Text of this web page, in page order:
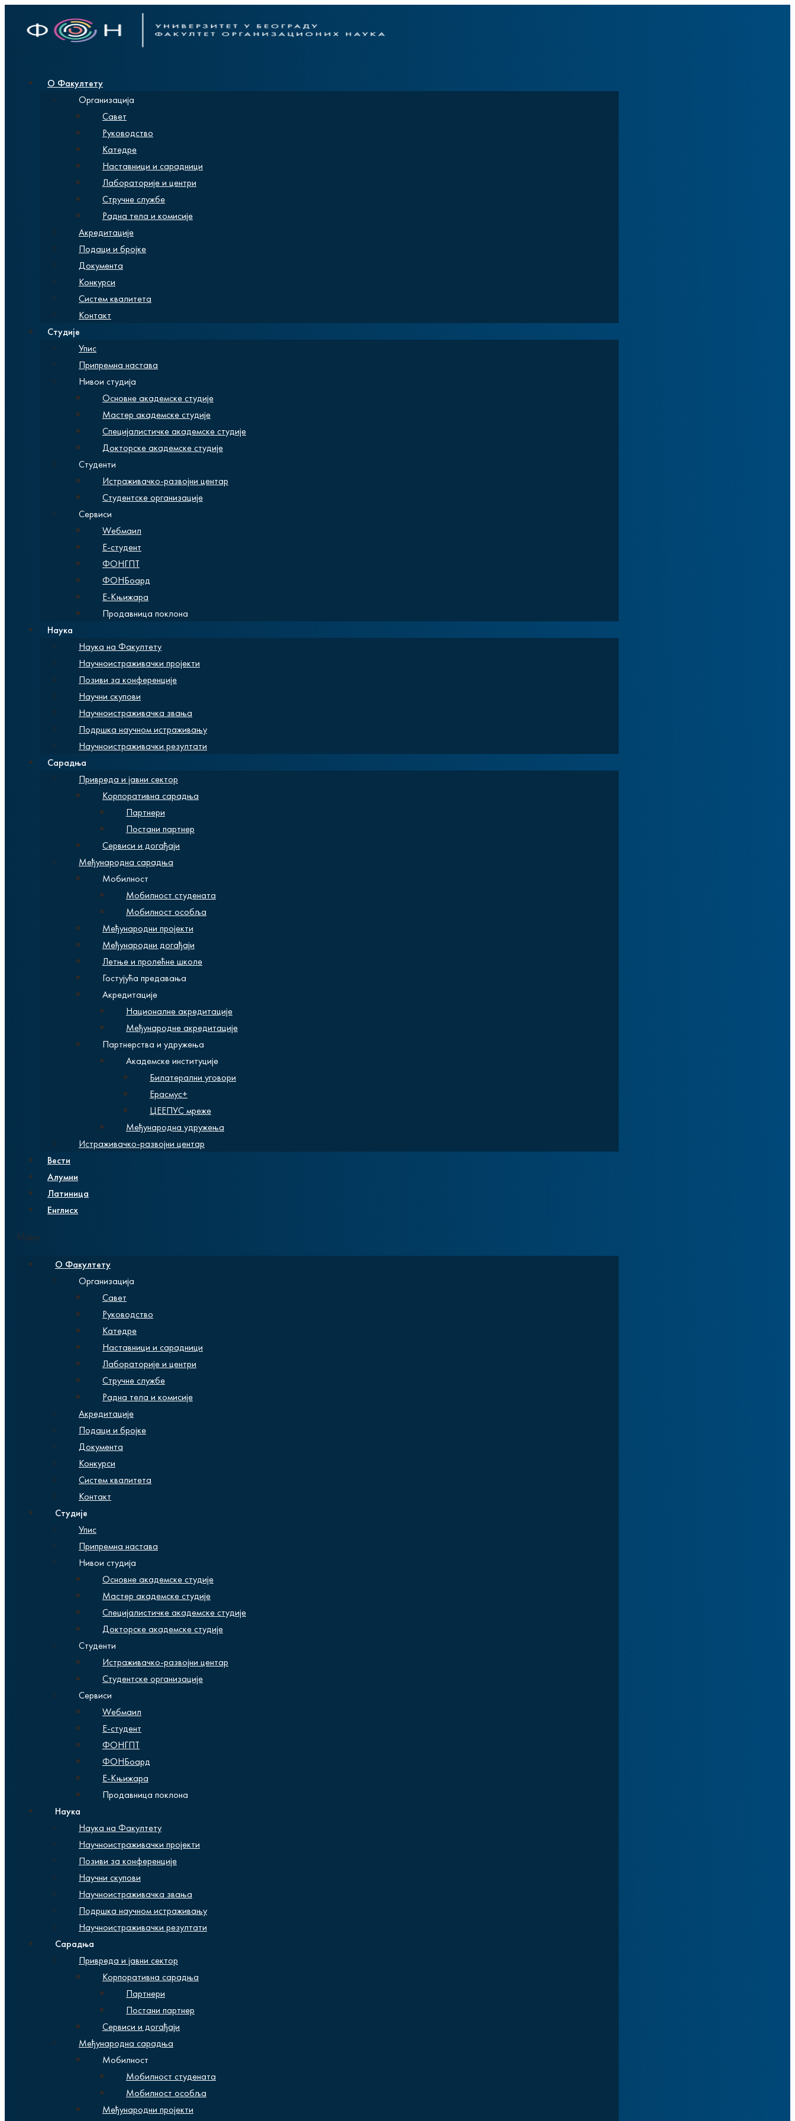
О Факултету
Организација
Савет
Руководство
Катедре
Наставници и сарадници
Лабораторије и центри
Стручне службе
Радна тела и комисије
Акредитације
Подаци и бројке
Документа
Конкурси
Систем квалитета
Контакт
Студије
Упис
Припремна настава
Нивои студија
Основне академске студије
Мастер академске студије
Специјалистичке академске студије
Докторске академске студије
Студенти
Истраживачко-развојни центар
Студентске организације
Сервиси
Wебмаил
Е-студент
ФОНГПТ
ФОНБоард
Е-Књижара
Продавница поклона
Наука
Наука на Факултету
Научноистраживачки пројекти
Позиви за конференције
Научни скупови
Научноистраживачка звања
Подршка научном истраживању
Научноистраживачки резултати
Сарадња
Привреда и јавни сектор
Корпоративна сарадња
Партнери
Постани партнер
Сервиси и догађаји
Међународна сарадња
Мобилност
Мобилност студената
Мобилност особља
Међународни пројекти
Међународни догађаји
Летње и пролећне школе
Гостујућа предавања
Акредитације
Националне акредитације
Међународне акредитације
Партнерства и удружења
Академске институције
Билатерални уговори
Ерасмус+
ЦЕЕПУС мреже
Међународна удружења
Истраживачко-развојни центар
Вести
Алумни
Латиница
Енглисх
Мену
О Факултету
Организација
Савет
Руководство
Катедре
Наставници и сарадници
Лабораторије и центри
Стручне службе
Радна тела и комисије
Акредитације
Подаци и бројке
Документа
Конкурси
Систем квалитета
Контакт
Студије
Упис
Припремна настава
Нивои студија
Основне академске студије
Мастер академске студије
Специјалистичке академске студије
Докторске академске студије
Студенти
Истраживачко-развојни центар
Студентске организације
Сервиси
Wебмаил
Е-студент
ФОНГПТ
ФОНБоард
Е-Књижара
Продавница поклона
Наука
Наука на Факултету
Научноистраживачки пројекти
Позиви за конференције
Научни скупови
Научноистраживачка звања
Подршка научном истраживању
Научноистраживачки резултати
Сарадња
Привреда и јавни сектор
Корпоративна сарадња
Партнери
Постани партнер
Сервиси и догађаји
Међународна сарадња
Мобилност
Мобилност студената
Мобилност особља
Међународни пројекти